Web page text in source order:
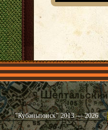
Главная Имена
"Кубаньпоиск" 2013 — 2026